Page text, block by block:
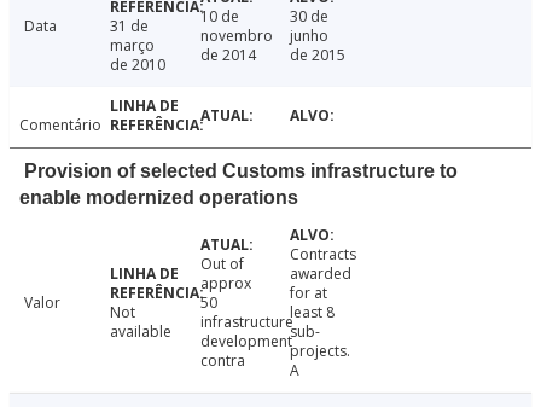
Data
31 de
março
de 2010
10 de
novembro
de 2014
30 de
junho
de 2015
Comentário
Provision of selected Customs infrastructure to
enable modernized operations
Valor
Not
available
Out of
approx
50
infrastructure
development
contra
Contracts
awarded
for at
least 8
sub-
projects.
A